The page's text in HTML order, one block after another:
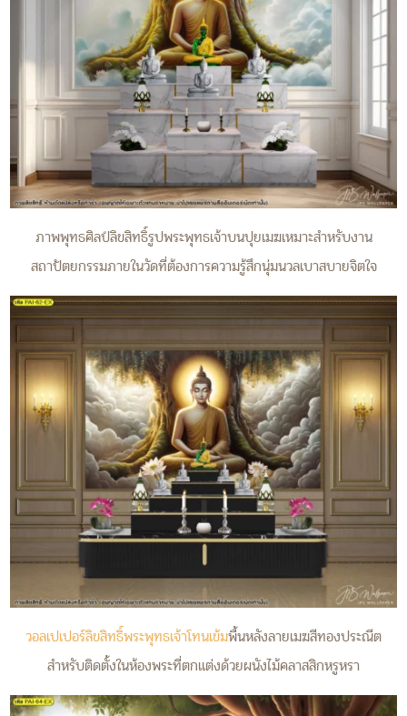
ภาพพุทธศิลป์ลิขสิทธิ์รูปพระพุทธเจ้าบนปุยเมฆเหมาะสำหรับงาน
สถาปัตยกรรมภายในวัดที่ต้องการความรู้สึกนุ่มนวลเบาสบายจิตใจ
วอลเปเปอร์ลิขสิทธิ์พระพุทธเจ้าโทนเข้มพื้นหลังลายเมฆสีทองประณีต
สำหรับติดตั้งในห้องพระที่ตกแต่งด้วยผนังไม้คลาสสิกหรูหรา